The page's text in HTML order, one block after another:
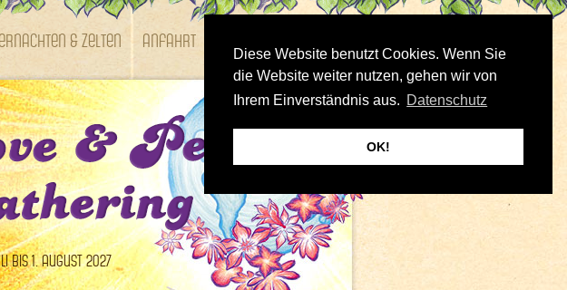
Diese Website benutzt Cookies. Wenn Sie
die Website weiter nutzen, gehen wir von
Ihrem Einverständnis aus. Datenschutz
OK!
& Zelten Anfahrt Bilder
1. August 2027